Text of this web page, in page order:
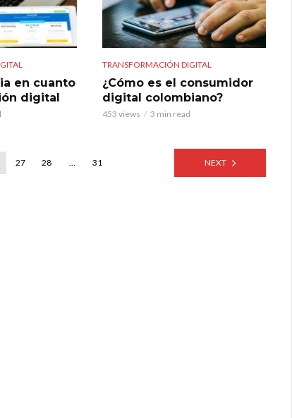
en cuanto
digital
TRANSFORMACIÓN DIGITAL
¿Cómo es el consumidor
digital colombiano?
453 views 3 min read
27 28 … 31 NEXT